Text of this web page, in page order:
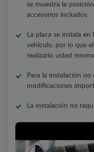
se muestra la
accesorios incluidos.
La placa se instala
vehículo, por lo que
realizarlo usted
Para la instalación no
modificaciones
La instalación no